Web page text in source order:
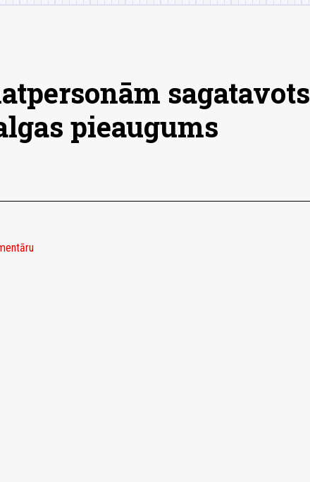
sagatavots
pieaugums